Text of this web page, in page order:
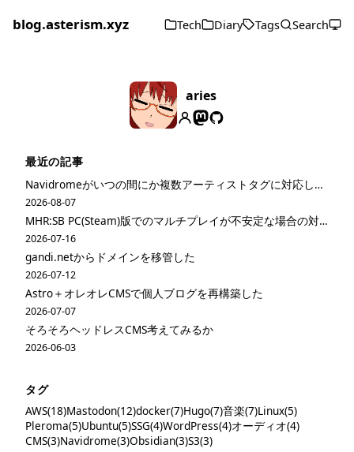
blog.asterism.xyz Tech Diary Tags Search
aries
最近の記事
Navidromeがいつの間にか複数アーティストタグに対応してた
2026-08-07
MHR:SB PC(Steam)版でのマルチプレイが不安定な場合の対策
2026-07-16
gandi.netからドメインを移管した
2026-07-12
Astro＋オレオレCMSで個人ブログを再構築した
2026-07-07
そろそろヘッドレスCMS考えてみるか
2026-06-03
タグ
AWS(18)Mastodon(12)docker(7)Hugo(7)音楽(7)Linux(5)
Pleroma(5)Ubuntu(5)SSG(4)WordPress(4)オーディオ(4)
CMS(3)Navidrome(3)Obsidian(3)S3(3)